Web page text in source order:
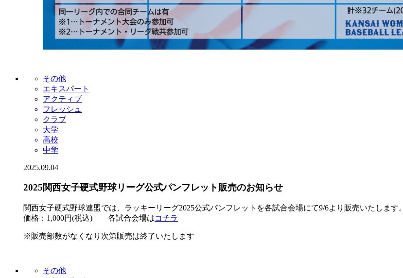
その他
エキスパート
アクティブ
フレッシュ
クラブ
大学
高校
中学
2025.09.04
2025関西女子硬式野球リーグ公式パンフレット販売のお知らせ
関西女子硬式野球連盟では、ラッキーリーグ2025公式パンフレットを各試合会場にて9/6より販売いたします。
価格：1,000円(税込) 各試合会場はコチラ
※販売部数がなくなり次第販売は終了いたします
その他